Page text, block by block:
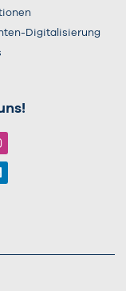
Digitalisierung